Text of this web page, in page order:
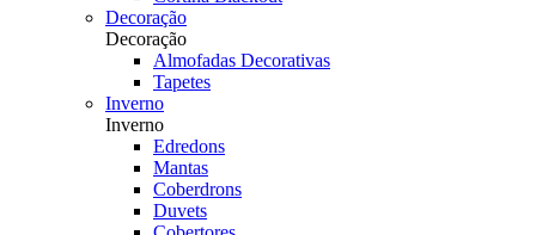
Decoração
Decoração
Almofadas Decorativas
Tapetes
Inverno
Inverno
Edredons
Mantas
Coberdrons
Duvets